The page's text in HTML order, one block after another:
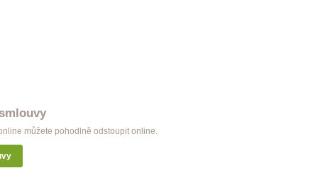
můžete pohodlně odstoupit online.